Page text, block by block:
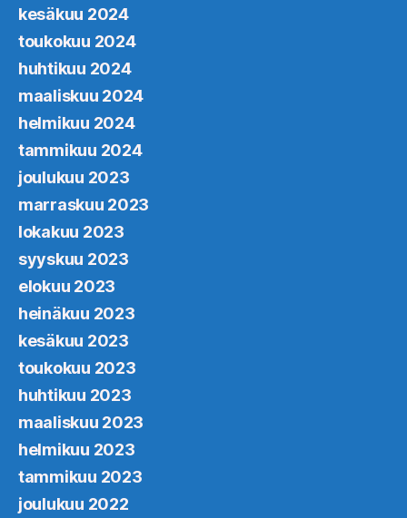
kesäkuu 2024
toukokuu 2024
huhtikuu 2024
maaliskuu 2024
helmikuu 2024
tammikuu 2024
joulukuu 2023
marraskuu 2023
lokakuu 2023
syyskuu 2023
elokuu 2023
heinäkuu 2023
kesäkuu 2023
toukokuu 2023
huhtikuu 2023
maaliskuu 2023
helmikuu 2023
tammikuu 2023
joulukuu 2022